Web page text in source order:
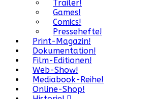
Trailer!
Games!
Comics!
Pressehefte!
Print-Magazin!
Dokumentation!
Film-Editionen!
Web-Show!
Mediabook-Reihe!
Online-Shop!